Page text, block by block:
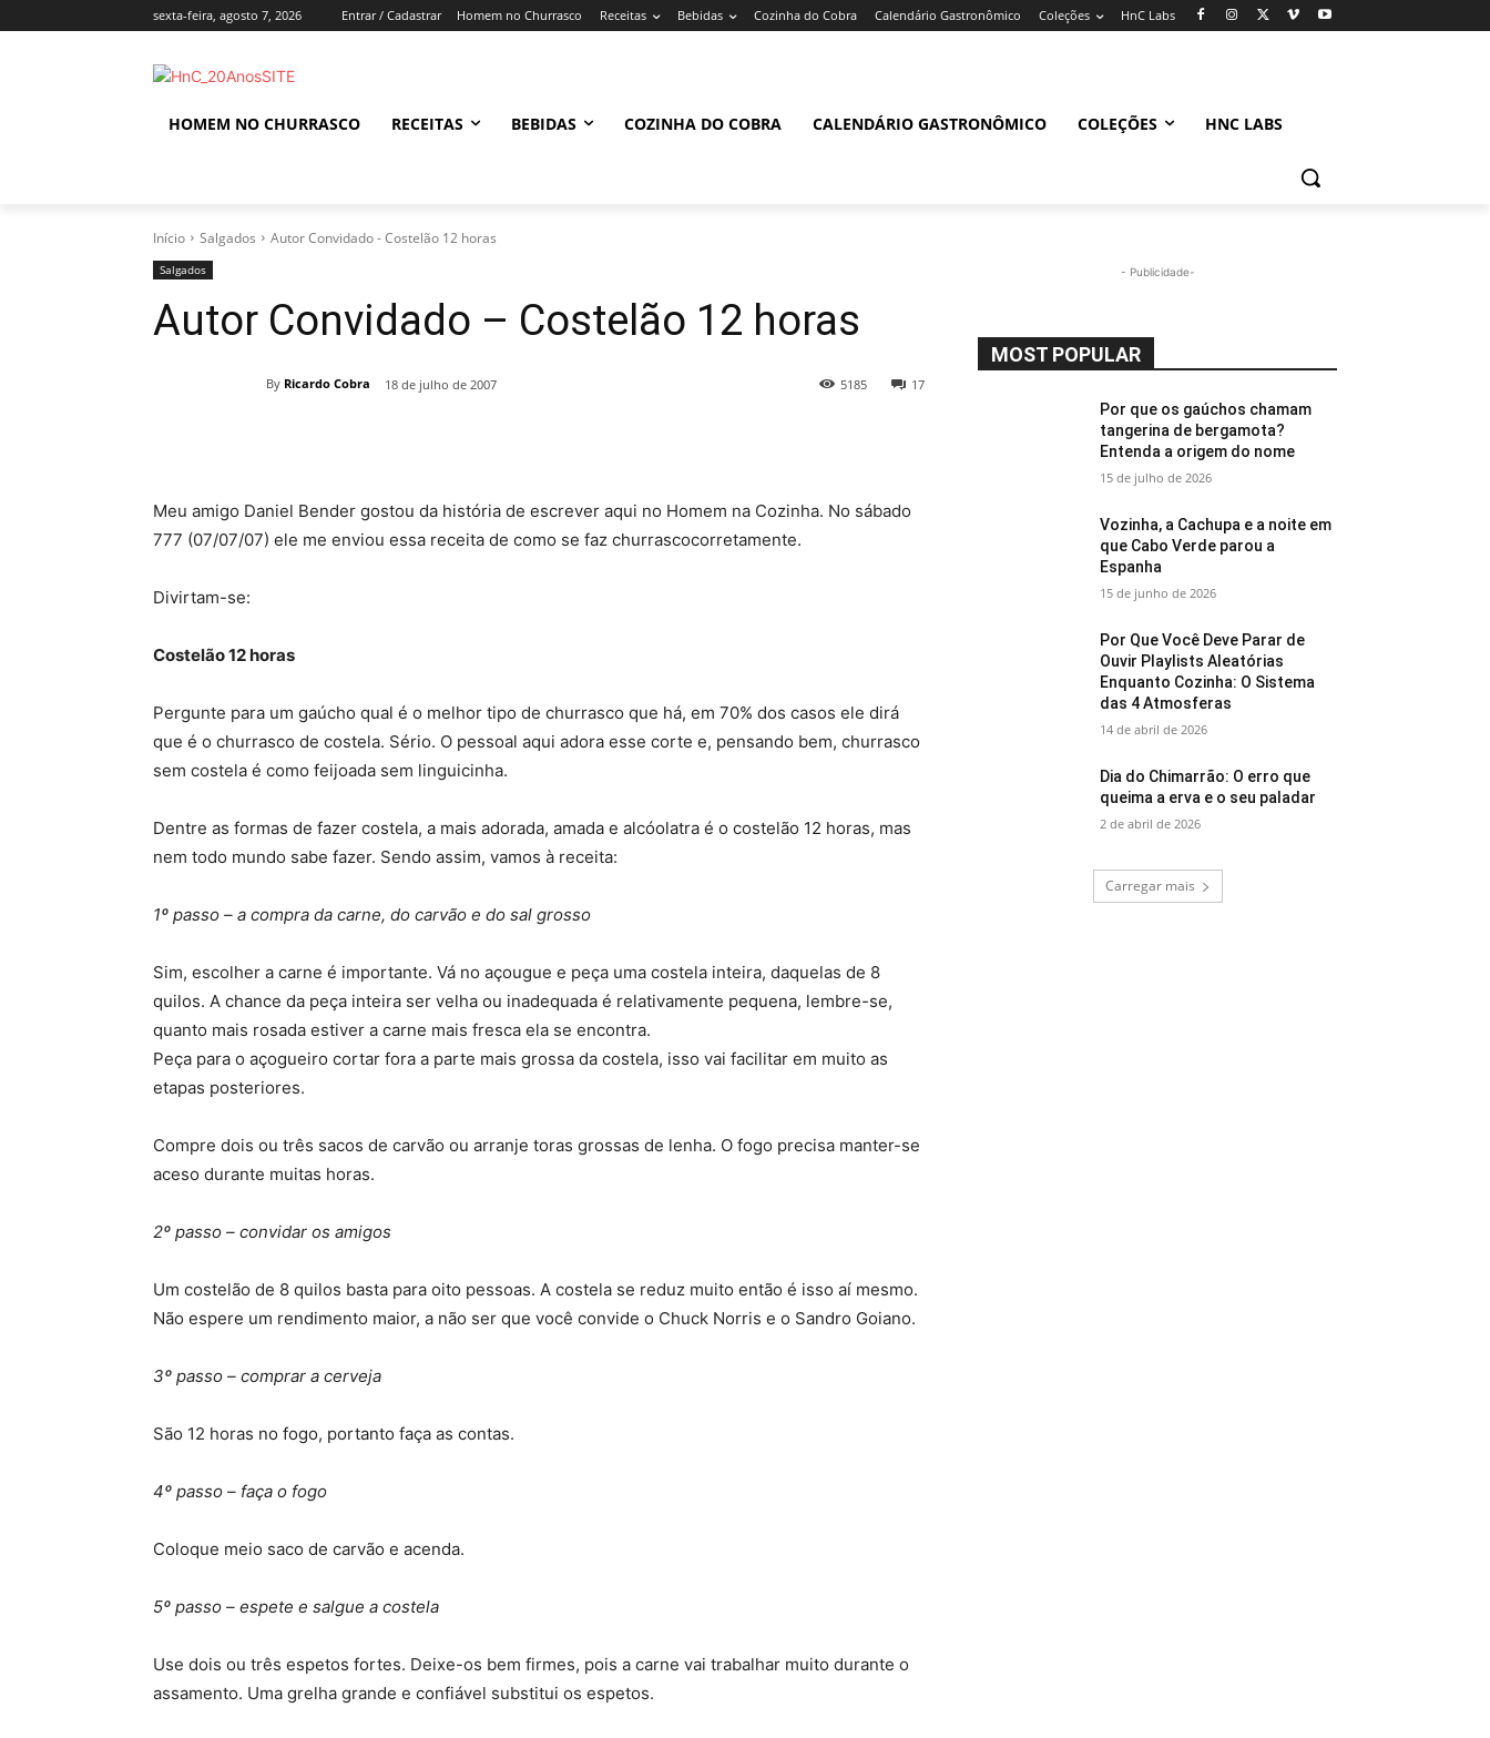
sexta-feira, agosto 7, 2026 Entrar / Cadastrar Homem no Churrasco Receitas Bebidas Cozinha do Cobra Calendário Gastronômico Coleções HnC Labs
HOMEM NO CHURRASCO RECEITAS BEBIDAS COZINHA DO COBRA CALENDÁRIO GASTRONÔMICO COLEÇÕES HNC LABS
Início Salgados Autor Convidado - Costelão 12 horas
Salgados
Autor Convidado – Costelão 12 horas
By Ricardo Cobra 18 de julho de 2007 17
5185
Meu amigo Daniel Bender gostou da história de escrever aqui no Homem na Cozinha. No sábado
777 (07/07/07) ele me enviou essa receita de como se faz churrascocorretamente.
Divirtam-se:
Costelão 12 horas
Pergunte para um gaúcho qual é o melhor tipo de churrasco que há, em 70% dos casos ele dirá
que é o churrasco de costela. Sério. O pessoal aqui adora esse corte e, pensando bem, churrasco
sem costela é como feijoada sem linguicinha.
Dentre as formas de fazer costela, a mais adorada, amada e alcóolatra é o costelão 12 horas, mas
nem todo mundo sabe fazer. Sendo assim, vamos à receita:
1º passo – a compra da carne, do carvão e do sal grosso
Sim, escolher a carne é importante. Vá no açougue e peça uma costela inteira, daquelas de 8
quilos. A chance da peça inteira ser velha ou inadequada é relativamente pequena, lembre-se,
quanto mais rosada estiver a carne mais fresca ela se encontra.
Peça para o açogueiro cortar fora a parte mais grossa da costela, isso vai facilitar em muito as
etapas posteriores.
Compre dois ou três sacos de carvão ou arranje toras grossas de lenha. O fogo precisa manter-se
aceso durante muitas horas.
2º passo – convidar os amigos
Um costelão de 8 quilos basta para oito pessoas. A costela se reduz muito então é isso aí mesmo.
Não espere um rendimento maior, a não ser que você convide o Chuck Norris e o Sandro Goiano.
3º passo – comprar a cerveja
São 12 horas no fogo, portanto faça as contas.
4º passo – faça o fogo
Coloque meio saco de carvão e acenda.
5º passo – espete e salgue a costela
Use dois ou três espetos fortes. Deixe-os bem firmes, pois a carne vai trabalhar muito durante o
assamento. Uma grelha grande e confiável substitui os espetos.
- Publicidade-
MOST POPULAR
Por que os gaúchos chamam
tangerina de bergamota?
Entenda a origem do nome
15 de julho de 2026
Vozinha, a Cachupa e a noite em
que Cabo Verde parou a
Espanha
15 de junho de 2026
Por Que Você Deve Parar de
Ouvir Playlists Aleatórias
Enquanto Cozinha: O Sistema
das 4 Atmosferas
14 de abril de 2026
Dia do Chimarrão: O erro que
queima a erva e o seu paladar
2 de abril de 2026
Carregar mais